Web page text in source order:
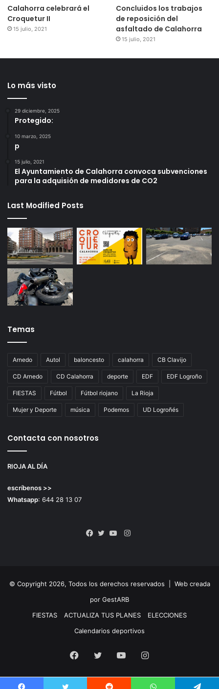
Calahorra celebrará el
Croquetur II
15 julio, 2021
Concluidos los trabajos
de reposición del
asfaltado de Calahorra
15 julio, 2021
Lo más visto
29 diciembre, 2025
Protegido:
10 marzo, 2025
p
15 julio, 2021
El Ayuntamiento de Calahorra convoca subvenciones
para la adquisión de medidores de CO2
Last Modified Posts
Temas
Arnedo Autol baloncesto calahorra CB Clavijo
CD Arnedo CD Calahorra deporte EDF EDF Logroño
FIESTAS Fútbol Fútbol riojano La Rioja
Mujer y Deporte música Podemos UD Logroñés
Contacta con nosotros
RIOJA AL DÍA
escríbenos >>
Whatsapp: 644 28 13 07
Instagram
© Copyright 2026, Todos los derechos reservados | Web creada
por GestARB
FIESTAS
ACTUALIZA TUS PLANES
ELECCIONES
Calendarios deportivos
Facebook
Twitter YouTubeInstagram